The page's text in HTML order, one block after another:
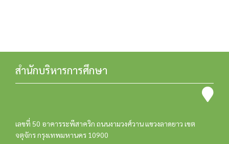
สำนักบริหารการศึกษา
เลขที่ 50 อาคารระพีสาคริก ถนนงามวงศ์วาน แขวงลาดยาว เขต
จตุจักร กรุงเทพมหานคร 10900